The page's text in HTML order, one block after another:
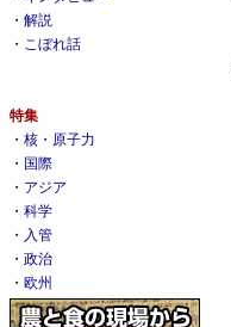
・ 解説
・ こぼれ話
特集
・ 核・原子力
・ 国際
・ アジア
・ 科学
・ 入管
・ 政治
・ 欧州